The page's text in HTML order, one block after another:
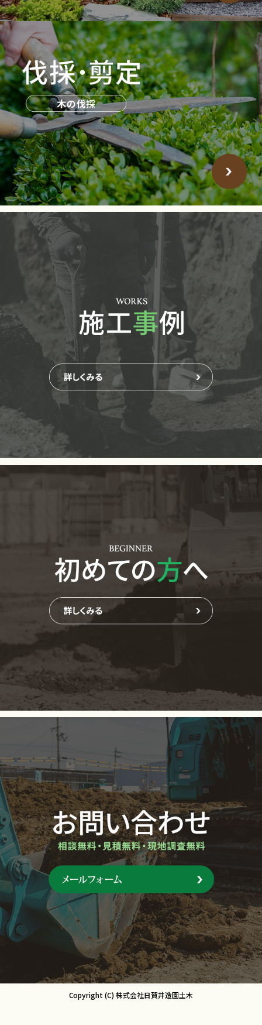
Copyright (C) 株式会社日賀井造園土木